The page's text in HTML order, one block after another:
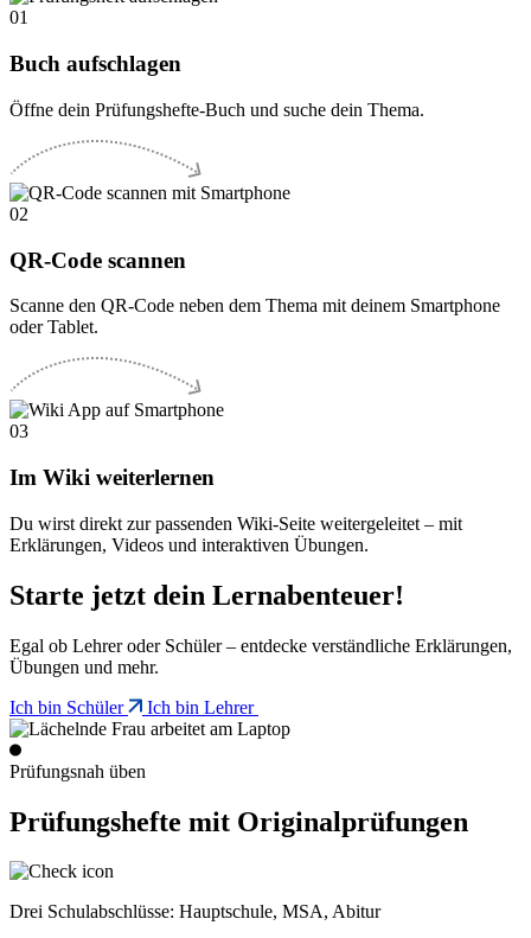
01
Buch aufschlagen
Öffne dein Prüfungshefte-Buch und suche dein Thema.
02
QR-Code scannen
Scanne den QR-Code neben dem Thema mit deinem Smartphone
oder Tablet.
03
Im Wiki weiterlernen
Du wirst direkt zur passenden Wiki-Seite weitergeleitet – mit
Erklärungen, Videos und interaktiven Übungen.
Starte jetzt dein Lernabenteuer!
Egal ob Lehrer oder Schüler – entdecke verständliche Erklärungen,
Übungen und mehr.
Ich bin Schüler
Ich bin Lehrer
Prüfungsnah üben
Prüfungshefte mit Originalprüfungen
Drei Schulabschlüsse: Hauptschule, MSA, Abitur